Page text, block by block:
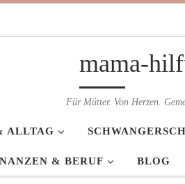
mama-
Für Mütter. Von Herzen.
ALLTAG
& BERUF BLOG